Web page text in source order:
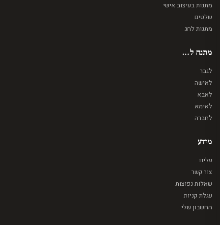
מתנות בעיצוב אישי
שלטים
מתנות לחג
מתנה ל...
לגבר
לאישה
לאבא
לאימא
לחברה
מידע
עלינו
צור קשר
שאלות נפוצות
עגלת קניות
החשבון שלי